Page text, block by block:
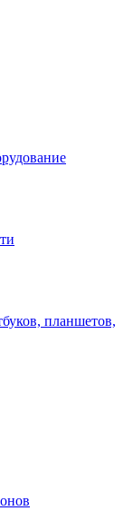
планшетов,